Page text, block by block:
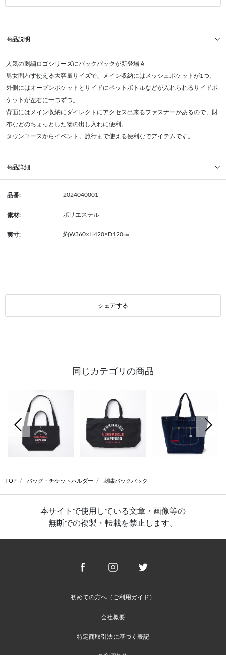
商品説明
人気の刺繍ロゴシリーズにバックパックが新登場☆
男女問わず使える大容量サイズで、メイン収納にはメッシュポケットが1つ、
外側にはオープンポケットとサイドにペットボトルなどが入れられるサイドポ
ケットが左右に一つずつ。
背面にはメイン収納にダイレクトにアクセス出来るファスナーがあるので、財
布などのちょっとした物の出し入れに便利。
タウンユースからイベント、旅行まで使える便利なでアイテムです。
商品詳細
品番: 2024040001
素材: ポリエステル
実寸: 約W360×H420×D120㎜
シェアする
同じカテゴリの商品
前の画像
TOP バッグ・チケットホルダー 刺繍バックパック
本サイトで使用している文章・画像等の
無断での複製・転載を禁止します。
初めての方へ（ご利用ガイド）
会社概要
特定商取引法に基づく表記